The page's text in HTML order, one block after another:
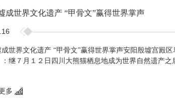
成世界文化遗产 “甲骨文”赢得世界掌声
成世界文化遗产 “甲骨文”赢得世界掌声安阳殷墟
：继７月１２日四川大熊猫栖息地成为世界自然遗产
多